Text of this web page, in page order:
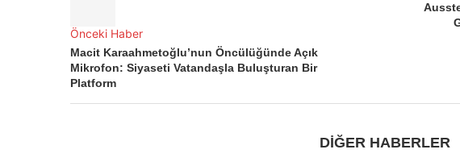
Önceki Haber
Macit Karaahmetoğlu’nun Öncülüğünde Açık
Mikrofon: Siyaseti Vatandaşla Buluşturan Bir
Platform
DİĞER HABERLER